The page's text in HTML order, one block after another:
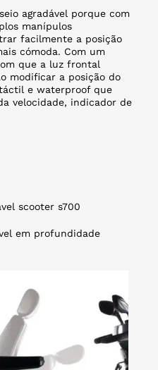
agradável porque com
manípulos
facilmente a posição
cómoda. Com um
que a luz frontal
modificar a posição do
e waterproof que
velocidade, indicador de
em profundidade